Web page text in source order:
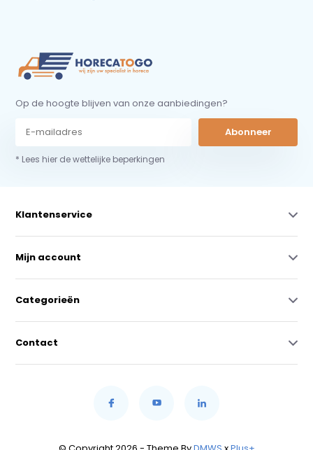
Op de hoogte blijven van onze aanbiedingen?
Abonneer
* Lees hier de wettelijke beperkingen
Klantenservice
Mijn account
Categorieën
Contact